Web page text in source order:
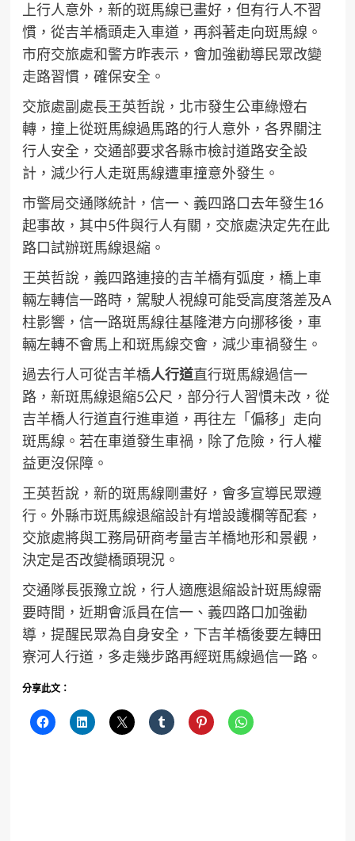
上行人意外，新的斑馬線已畫好，但有行人不習
慣，從吉羊橋頭走入車道，再斜著走向斑馬線。
市府交旅處和警方昨表示，會加強勸導民眾改變
走路習慣，確保安全。
交旅處副處長王英哲說，北市發生公車綠燈右
轉，撞上從斑馬線過馬路的行人意外，各界關注
行人安全，交通部要求各縣市檢討道路安全設
計，減少行人走斑馬線遭車撞意外發生。
市警局交通隊統計，信一、義四路口去年發生16
起事故，其中5件與行人有關，交旅處決定先在此
路口試辦斑馬線退縮。
王英哲說，義四路連接的吉羊橋有弧度，橋上車
輛左轉信一路時，駕駛人視線可能受高度落差及A
柱影響，信一路斑馬線往基隆港方向挪移後，車
輛左轉不會馬上和斑馬線交會，減少車禍發生。
過去行人可從吉羊橋人行道直行斑馬線過信一
路，新斑馬線退縮5公尺，部分行人習慣未改，從
吉羊橋人行道直行進車道，再往左「偏移」走向
斑馬線。若在車道發生車禍，除了危險，行人權
益更沒保障。
王英哲說，新的斑馬線剛畫好，會多宣導民眾遵
行。外縣市斑馬線退縮設計有增設護欄等配套，
交旅處將與工務局研商考量吉羊橋地形和景觀，
決定是否改變橋頭現況。
交通隊長張豫立說，行人適應退縮設計斑馬線需
要時間，近期會派員在信一、義四路口加強勸
導，提醒民眾為自身安全，下吉羊橋後要左轉田
寮河人行道，多走幾步路再經斑馬線過信一路。
分享此文：